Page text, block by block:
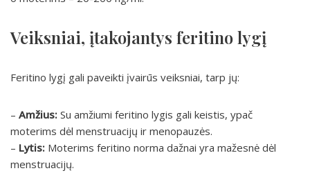
Veiksniai, įtakojantys feritino lygį
Feritino lygį gali paveikti įvairūs veiksniai, tarp jų:
– Amžius: Su amžiumi feritino lygis gali keistis, ypač
moterims dėl menstruacijų ir menopauzės.
– Lytis: Moterims feritino norma dažnai yra mažesnė dėl
menstruacijų.